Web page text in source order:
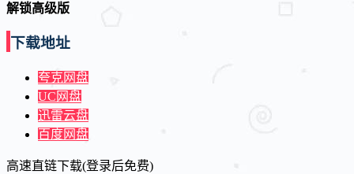
解锁高级版
下载地址
夸克网盘
UC网盘
迅雷云盘
百度网盘
高速直链下载(登录后免费)